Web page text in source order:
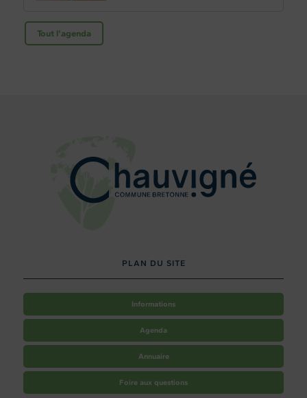
Tout l'agenda
PLAN DU SITE
Informations
Agenda
Annuaire
Foire aux questions